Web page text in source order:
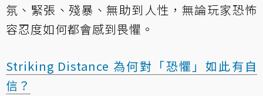
氛、緊張、殘暴、無助到人性，無論玩家恐怖
容忍度如何都會感到畏懼。
Striking Distance 為何對「恐懼」如此有自
信？